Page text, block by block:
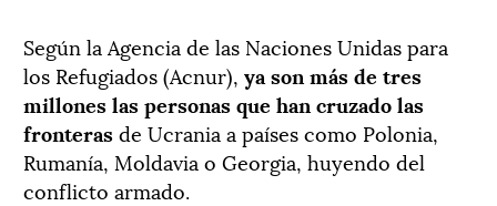
Según la Agencia de las Naciones Unidas para
los Refugiados (Acnur), ya son más de tres
millones las personas que han cruzado las
fronterasde Ucrania a países como Polonia,
Rumanía, Moldavia o Georgia, huyendo del
conflicto armado.